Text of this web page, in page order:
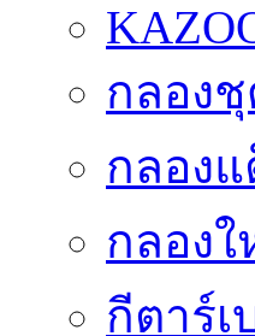
กลอง
กลอง
กลอง
กีตาร์เ